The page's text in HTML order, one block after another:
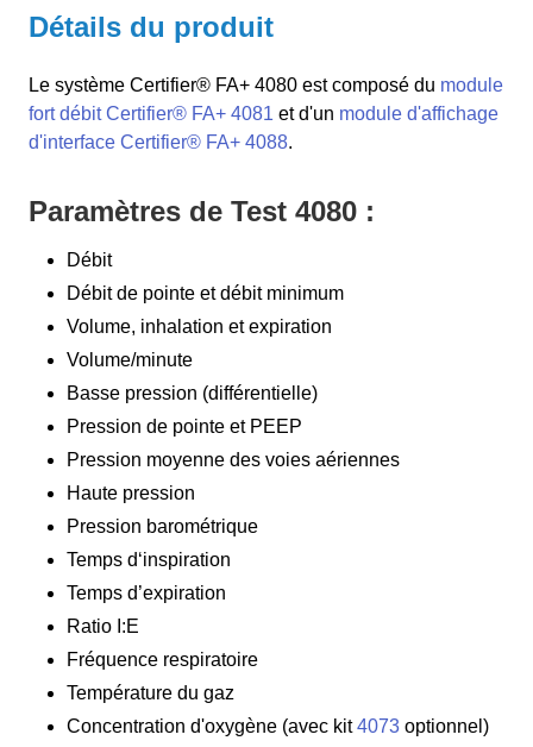
Détails du produit
Le système Certifier® FA+ 4080 est composé du module
fort débit Certifier® FA+ 4081 et d'un module d'affichage
d'interface Certifier® FA+ 4088.
Paramètres de Test 4080 :
Débit
Débit de pointe et débit minimum
Volume, inhalation et expiration
Volume/minute
Basse pression (différentielle)
Pression de pointe et PEEP
Pression moyenne des voies aériennes
Haute pression
Pression barométrique
Temps d‘inspiration
Temps d’expiration
Ratio I:E
Fréquence respiratoire
Température du gaz
Concentration d'oxygène (avec kit4073 optionnel)